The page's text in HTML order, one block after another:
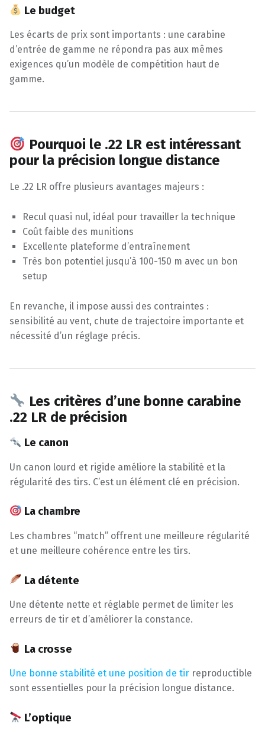
Le budget
Les écarts de prix sont importants : une carabine
d’entrée de gamme ne répondra pas aux mêmes
exigences qu’un modèle de compétition haut de
gamme.
Pourquoi le .22 LR est intéressant
pour la précision longue distance
Le .22 LR offre plusieurs avantages majeurs :
Recul quasi nul, idéal pour travailler la technique
Coût faible des munitions
Excellente plateforme d’entraînement
Très bon potentiel jusqu’à 100-150 m avec un bon
setup
En revanche, il impose aussi des contraintes :
sensibilité au vent, chute de trajectoire importante et
nécessité d’un réglage précis.
Les critères d’une bonne carabine
.22 LR de précision
Le canon
Un canon lourd et rigide améliore la stabilité et la
régularité des tirs. C’est un élément clé en précision.
La chambre
Les chambres “match” offrent une meilleure régularité
et une meilleure cohérence entre les tirs.
La détente
Une détente nette et réglable permet de limiter les
erreurs de tir et d’améliorer la constance.
La crosse
Une bonne stabilité et une position de tir reproductible
sont essentielles pour la précision longue distance.
L’optique